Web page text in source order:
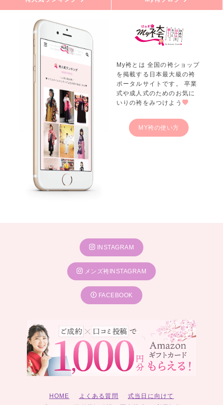
My袴とは 全国の袴ショップ
を掲載する日本最大級の袴
ポータルサイトです。 卒業
式や成人式のためのお気に
いりの袴をみつけよう
MY袴の使い方
INSTAGRAM
メンズ袴INSTAGRAM
FACEBOOK
HOME よくある質問
式当日に向けて